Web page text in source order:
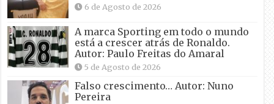
6 de Agosto de 2026
A marca Sporting em todo o mundo
está a crescer atrás de Ronaldo.
Autor: Paulo Freitas do Amaral
5 de Agosto de 2026
Falso crescimento… Autor: Nuno
Pereira